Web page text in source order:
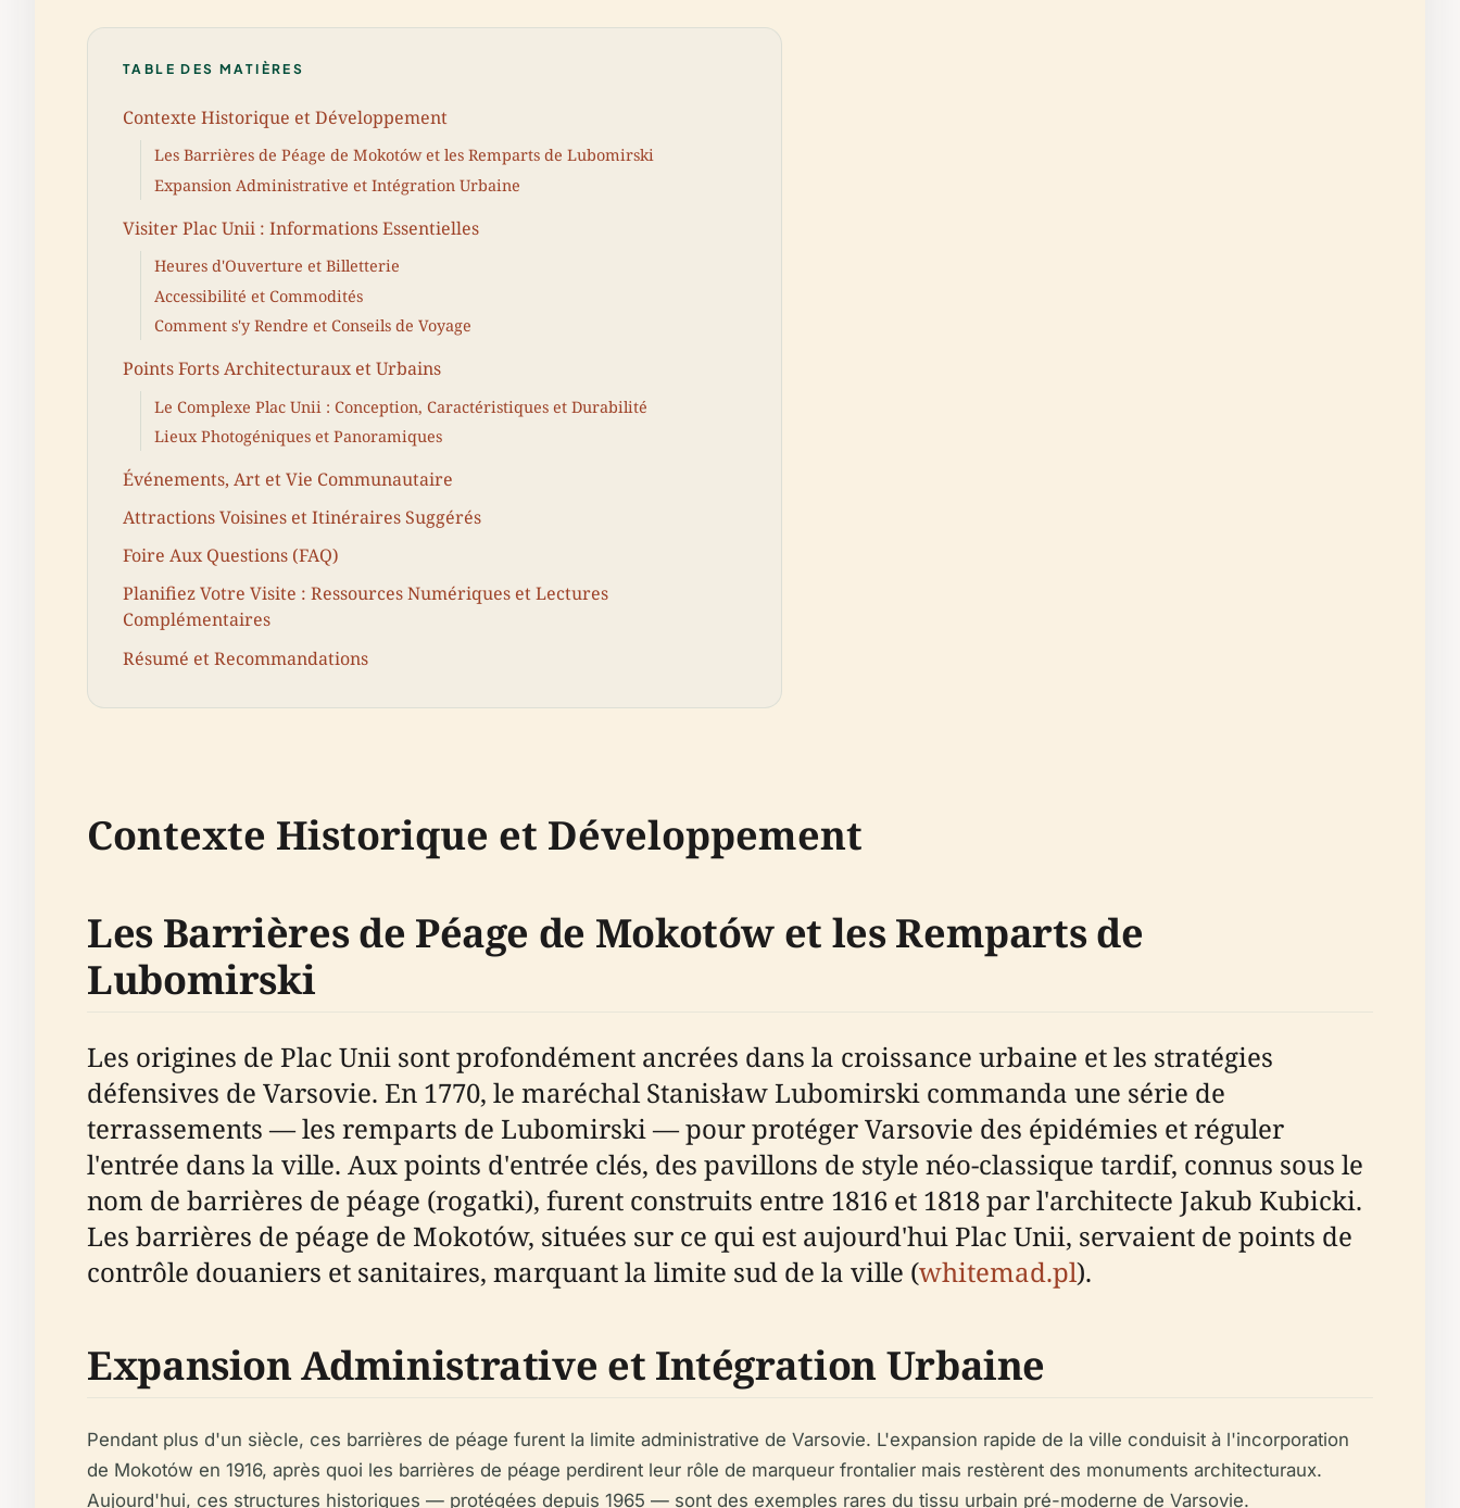
TABLE DES MATIÈRES
Contexte Historique et Développement
Les Barrières de Péage de Mokotów et les Remparts de Lubomirski
Expansion Administrative et Intégration Urbaine
Visiter Plac Unii : Informations Essentielles
Heures d'Ouverture et Billetterie
Accessibilité et Commodités
Comment s'y Rendre et Conseils de Voyage
Points Forts Architecturaux et Urbains
Le Complexe Plac Unii : Conception, Caractéristiques et Durabilité
Lieux Photogéniques et Panoramiques
Événements, Art et Vie Communautaire
Attractions Voisines et Itinéraires Suggérés
Foire Aux Questions (FAQ)
Planifiez Votre Visite : Ressources Numériques et Lectures
Complémentaires
Résumé et Recommandations
Contexte Historique et Développement
Les Barrières de Péage de Mokotów et les Remparts de
Lubomirski
Les origines de Plac Unii sont profondément ancrées dans la croissance urbaine et les stratégies
défensives de Varsovie. En 1770, le maréchal Stanisław Lubomirski commanda une série de
terrassements — les remparts de Lubomirski — pour protéger Varsovie des épidémies et réguler
l'entrée dans la ville. Aux points d'entrée clés, des pavillons de style néo-classique tardif, connus sous le
nom de barrières de péage (rogatki), furent construits entre 1816 et 1818 par l'architecte Jakub Kubicki.
Les barrières de péage de Mokotów, situées sur ce qui est aujourd'hui Plac Unii, servaient de points de
contrôle douaniers et sanitaires, marquant la limite sud de la ville (whitemad.pl).
Expansion Administrative et Intégration Urbaine
Pendant plus d'un siècle, ces barrières de péage furent la limite administrative de Varsovie. L'expansion rapide de la ville conduisit à l'incorporation
de Mokotów en 1916, après quoi les barrières de péage perdirent leur rôle de marqueur frontalier mais restèrent des monuments architecturaux.
Aujourd'hui, ces structures historiques — protégées depuis 1965 — sont des exemples rares du tissu urbain pré-moderne de Varsovie.